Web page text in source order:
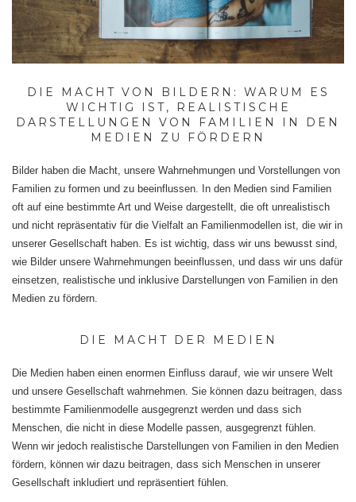
DIE MACHT VON BILDERN: WARUM ES
WICHTIG IST, REALISTISCHE
DARSTELLUNGEN VON FAMILIEN IN DEN
MEDIEN ZU FÖRDERN
Bilder haben die Macht, unsere Wahrnehmungen und Vorstellungen von
Familien zu formen und zu beeinflussen. In den Medien sind Familien
oft auf eine bestimmte Art und Weise dargestellt, die oft unrealistisch
und nicht repräsentativ für die Vielfalt an Familienmodellen ist, die wir in
unserer Gesellschaft haben. Es ist wichtig, dass wir uns bewusst sind,
wie Bilder unsere Wahrnehmungen beeinflussen, und dass wir uns dafür
einsetzen, realistische und inklusive Darstellungen von Familien in den
Medien zu fördern.
DIE MACHT DER MEDIEN
Die Medien haben einen enormen Einfluss darauf, wie wir unsere Welt
und unsere Gesellschaft wahrnehmen. Sie können dazu beitragen, dass
bestimmte Familienmodelle ausgegrenzt werden und dass sich
Menschen, die nicht in diese Modelle passen, ausgegrenzt fühlen.
Wenn wir jedoch realistische Darstellungen von Familien in den Medien
fördern, können wir dazu beitragen, dass sich Menschen in unserer
Gesellschaft inkludiert und repräsentiert fühlen.